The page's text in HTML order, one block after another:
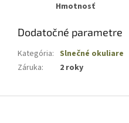
Hmotnosť
Dodatočné parametre
Kategória: Slnečné okuliare
Záruka: 2 roky